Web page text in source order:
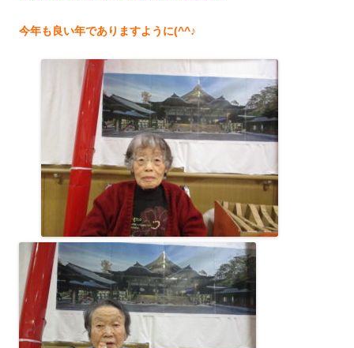
今年も良い年でありますように(^^♪